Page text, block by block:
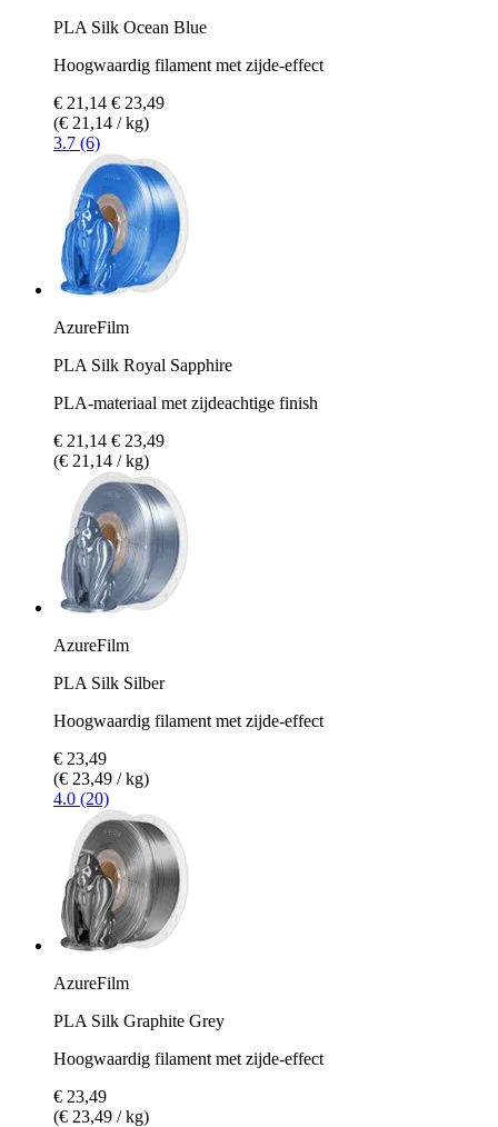
PLA Silk Ocean Blue
Hoogwaardig filament met zijde-effect
€ 21,14 € 23,49
(€ 21,14 / kg)
3.7 (6)
AzureFilm
PLA Silk Royal Sapphire
PLA-materiaal met zijdeachtige finish
€ 21,14 € 23,49
(€ 21,14 / kg)
AzureFilm
PLA Silk Silber
Hoogwaardig filament met zijde-effect
€ 23,49
(€ 23,49 / kg)
4.0 (20)
AzureFilm
PLA Silk Graphite Grey
Hoogwaardig filament met zijde-effect
€ 23,49
(€ 23,49 / kg)